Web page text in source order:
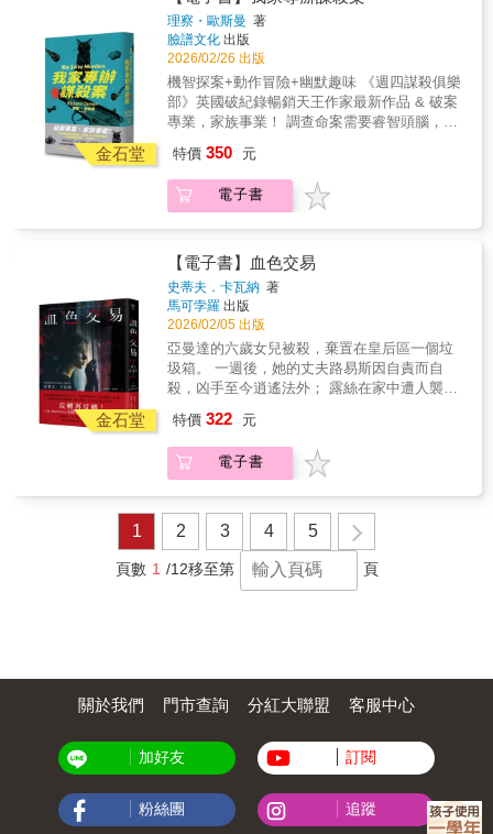
喜悅。 《出版人週刊》（重點推薦）：暢銷作
者歐斯曼以這個輕鬆活潑的故事開啟了潛力無
窮的新系列，成功挑戰棘手任務，把主角群塑
造得古靈精怪又充滿人性，劇情謎團也足夠燒
腦。這個系列肯定會吸引一批忠實的支持
者。 《書單》（重點推薦）：十足感人且幽
默，能夠帶給歐斯曼的書迷滿滿歡樂，也會吸
引新讀者投入這段刺激冒險。 《圖書館期
喜劇的步調明快，讓讀者對主角三人組建立起
認同感。
有限，和他一樣必須養活妻小的中途轉職者卻
很多。 他知道這樣下去不行，必須盡快「動
手」。 於是他根據自己的條件，刊登一則精心
設計的假徵人廣告， 從雪片般飛來的求職履歷
中一一篩選── 只要有人條件更優秀， 更有機
會搶走下一份可能隨時出現的職缺， 他就立刻
上門，解決掉這位競爭者。 抱歉了陌生人，但
是你不死，我沒辦法活！ 反正「血汗職場」的
意思就是暗示了終有一天有人會見血， 他深深
相信：只要先披荊斬棘展開行動，見血的人就
不會是我！ 關於這部小說5件事 &times;小說甫
演韓國版電影，上映前預售高達400,000人次
&times;小說曾獲大師史蒂芬‧金譽為小說寫作教
科書，列在《史蒂芬‧金談寫作》推薦書單
&times;爛番茄評分高達99%，IMDb獲13,000
人高分評價 &times;最後也最重要的一點!! 閱讀
時請多多深呼吸、補充水分，以避免心跳過
快、腎上腺素飆高 &times;國際好評&times; 他
的小說一向讓人好幾天廢寢忘食。──《八百萬
種死法》作者勞倫斯‧卜洛克 結局出乎預期！
界報》 如果我們的社會存在一種與現今主流截
然不同的價值觀，《斧頭》這部小說應該要拿
國家圖書獎或普立茲獎，各地公園都應該要放
威斯雷克的紀念銅像。──《華盛頓郵報》 威斯
雷克是犯罪小說家這行當中的高手！──《洛杉
磯時報》 這部小說超級政治，又超級政治不正
確、超級不道德。&hellip;&hellip;一部極度大
一，他寫出了每個勞動者內心深處的想法！ 這
部小說真的讓人焦慮，看完以後我整天擔心我
會丟了我的飯碗，都是威斯雷克害的。 主角顯
己的言行合理化，然而在閱讀過程中我卻常常
想站在他這邊。最瘋狂的人有時也能說出很有
道理的話。&hellip;&hellip;這部小說高潮迭起，
又令人徹夜難眠。
美國犯罪作家協會大師獎得主、三度獲得愛倫
坡獎經典犯罪作家 ●二度改編電影、麥卡維提
獎入圍作 ○《紐約時報》《國家月刊》《華盛
頓郵報》盛讚 ●大師史蒂芬‧金、卜洛克也鍾愛
的小說家 &times;名家聯手推薦&times; Olive
｜真實犯罪podcast《出塊True Crime》 & 冬陽
｜原生電子推理雜誌《PUZZLE》主編 出前一
廷｜影／書評 臥斧 張麗嫺｜獨步文化副總編輯
有一把槍，要解決七個人。 只要能夠生存，這
個社會的遊戲規則就一點也不殘酷。 時間不多
了，他必須大‧刀‧闊‧斧！ 自從伯克丟了工作，
四處跑面試的日子已經過了一年多。 職缺數量
有限，和他一樣必須養活妻小的中途轉職者卻
很多。 他知道這樣下去不行，必須盡快「動
手」。 於是他根據自己的條件，刊登一則精心
設計的假徵人廣告， 從雪片般飛來的求職履歷
中一一篩選── 只要有人條件更優秀， 更有機
會搶走下一份可能隨時出現的職缺， 他就立刻
上門，解決掉這位競爭者。 抱歉了陌生人，但
是你不死，我沒辦法活！ 反正「血汗職場」的
意思就是暗示了終有一天有人會見血， 他深深
相信：只要先披荊斬棘展開行動，見血的人就
不會是我！ 關於這部小說5件事 &times;小說甫
演韓國版電影，上映前預售高達400,000人次
&times;小說曾獲大師史蒂芬‧金譽為小說寫作教
科書，列在《史蒂芬‧金談寫作》推薦書單
&times;爛番茄評分高達99%，IMDb獲13,000
──《紐約時報書評》 年度最棒小說！──《世
然不同的價值觀，《斧頭》這部小說應該要拿
國家圖書獎或普立茲獎，各地公園都應該要放
雷克是犯罪小說家這行當中的高手！──《洛杉
磯時報》 這部小說超級政治，又超級政治不正
金石堂
理察・歐斯曼 著
臉譜文化 出版
2026/02/26 出版
機智探案+動作冒險+幽默趣味 《週四謀殺俱樂
部》英國破紀錄暢銷天王作家最新作品 & 破案
專業，家族事業！ 調查命案需要睿智頭腦，也
家全包── ＊空降紐約時報、週日泰晤士報暢銷
書榜 ＊柯克斯書評、書單、出版人週刊星號佳
評推薦 ＊Goodreads年度讀者票選獎最佳犯罪
發時間，最大的缺憾是獨生子亞當和他關係疏
遠。直到亞當和任職私人保全公司的專業保鑣
艾美結婚，夫妻倆才意外地和史提夫拉近了距
離──因為艾美和史提夫對於研究犯罪案件有共
同的愛好。 艾美身手矯健、心思敏捷，負責隨
行保護名人客戶，現在她來到一座私人度假小
島，要保護接到死亡威脅的暢銷推理作家蘿
西。整天無所事事待命的同時，艾美驚聞她的
保全公司近期有連續三名網紅客戶被殺，接著
西，她們僥倖反擊成功，搭上快艇逃命。 逃出
小島後，艾美發現自己竟成了三樁命案的嫌疑
犯──分別死於墜海、穿刺和槍擊的三名死者都
和她的公司有往來，都在外拍業配影片時被
殺，死前都帶著大筆現金跨國旅行，案發現場
還都難以解釋地染有她的血跡DNA。面對充滿
敵意的警方、棄她於不顧的上司，束手無策的
艾美只好請求史提夫重出江湖，替她查明真
啊。」 「那我們就只能從現在開始囉。」 &
《柯克斯書評》（重點推薦）： 歐斯曼筆下又
一組親和討喜、無意間成為偵探的主角群登場
角和形形色色的人物狹路相逢：有販毒政客、
海關人員、社群網紅，難說他們對主角們而言
是敵是友。看著這人見人愛、充滿反差的組合
博得彼此歡心，著實令人喜悅。 & 《出版人週
特價 350 元
電子書
金石堂
【電子書】血色交易
史蒂夫．卡瓦納 著
馬可孛羅 出版
2026/02/05 出版
亞曼達的六歲女兒被殺，棄置在皇后區一個垃
圾箱。 一週後，她的丈夫路易斯因自責而自
殺，凶手至今逍遙法外； 露絲在家中遭人襲
糾纏。 兩名被逼到絕境的平凡女人，她們交換
痛苦，也交換殺人計畫。 然而當血濺上無辜
者，她才發現，自己早已誤入迷局
卡瓦納 反轉再反轉 最燒腦獨立作！ 喜愛《緘
默的病人》、《控制》、《火車怪客》的讀者
絕對不可錯過！ 亞曼達深呼吸，緩緩吐氣，將
手探進外套口袋，握住那把左輪手槍。即便她
秒，車門就會打開。 再過十五秒，她就會扣下
慢。 列車駛出隧道，光線倏地染亮車廂。亞曼
達瞥向窗外，只見月台上擠滿了人。她右手邊
重煞車力道，尖銳的金屬摩擦聲隨之響起。 八
秒。 鏗啷。 她轉向目標。 五秒。 鏗啷
特價 322 元
電子書
1 2 3 4 5
頁數 1 /12移至第 頁
關於我們 門市查詢 分紅大聯盟 客服中心
加好友 訂閱
粉絲團 追蹤